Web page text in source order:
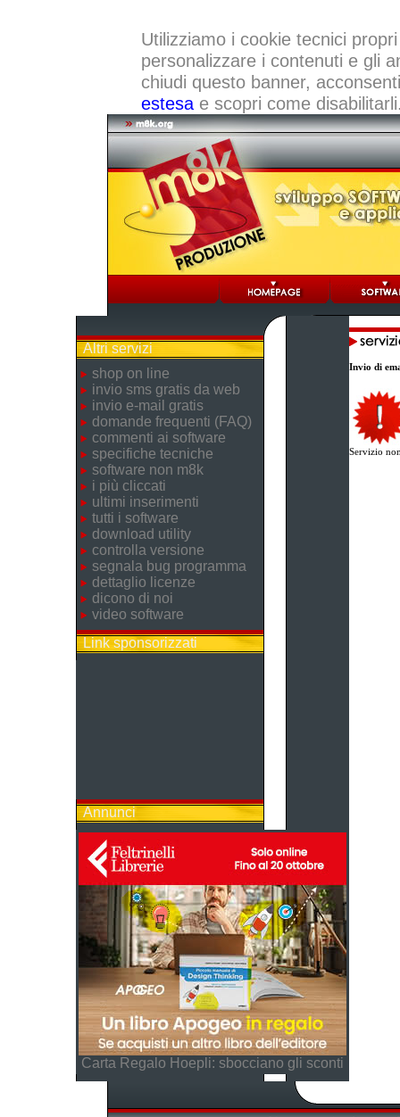
Utilizziamo i cookie tecnici
personalizzare i contenuti e gli
chiudi questo banner,
estesae scopri come
Altri servizi
shop on line
invio sms gratis da web
invio e-mail gratis
domande frequenti (FAQ)
commenti ai software
specifiche tecniche
software non m8k
i più cliccati
ultimi inserimenti
tutti i software
download utility
controlla versione
segnala bug programma
dettaglio licenze
dicono di noi
video software
Link sponsorizzati
Annunci
Carta Regalo Hoepli: sbocciano gli sconti
Invio di
Servizio